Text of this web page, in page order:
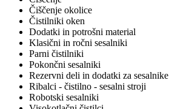
Čiščenje okolice
Čistilniki oken
Dodatki in potrošni material
Klasični in ročni sesalniki
Parni čistilniki
Pokončni sesalniki
Rezervni deli in dodatki za sesalnike
Ribalci - čistilno - sesalni stroji
Robotski sesalniki